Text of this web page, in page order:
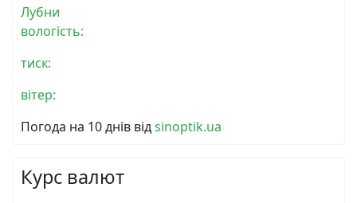
Лубни
вологість:
тиск:
вітер:
Погода на 10 днів відsinoptik.ua
Курс валют